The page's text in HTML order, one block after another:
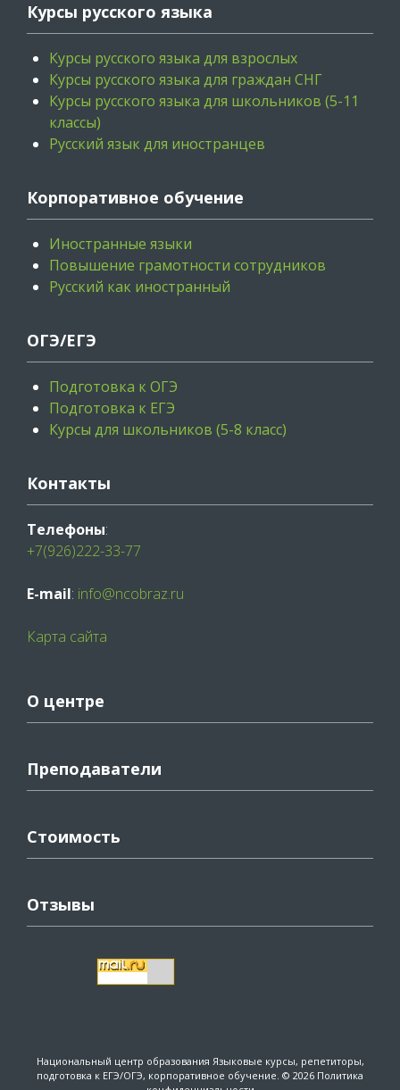
Курсы русского языка
Курсы русского языка для взрослых
Курсы русского языка для граждан СНГ
Курсы русского языка для школьников (5-11
классы)
Русский язык для иностранцев
Корпоративное обучение
Иностранные языки
Повышение грамотности сотрудников
Русский как иностранный
ОГЭ/ЕГЭ
Подготовка к ОГЭ
Подготовка к ЕГЭ
Курсы для школьников (5-8 класс)
Контакты
Телефоны:
+7(926)222-33-77
E-mail: info@ncobraz.ru
Карта сайта
О центре
Преподаватели
Стоимость
Отзывы
Национальный центр образования Языковые курсы, репетиторы,
подготовка к ЕГЭ/ОГЭ, корпоративное обучение. © 2026 Политика